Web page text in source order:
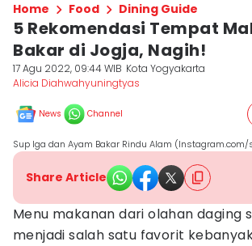
Home Food Dining Guide
5 Rekomendasi Tempat
Bakar di Jogja, Nagih!
17 Agu 2022, 09:44 WIB Kota Yogyakarta
Alicia Diahwahyuningtyas
News Channel
Sup Iga dan Ayam Bakar Rindu Alam
Share Article
Menu makanan dari olahan daging
menjadi salah satu favorit